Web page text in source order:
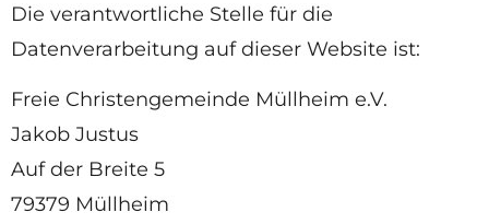
Die verantwortliche Stelle für die
Datenverarbeitung auf dieser Website ist:
Freie Christengemeinde Müllheim e.V.
Jakob Justus
Auf der Breite 5
79379 Müllheim